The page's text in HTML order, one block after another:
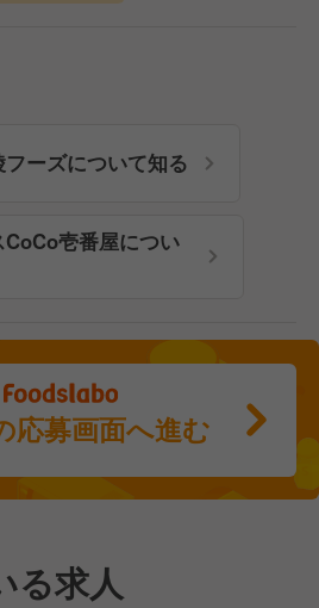
ーズについて知る
壱番屋につい
応募画面へ進む
る求人